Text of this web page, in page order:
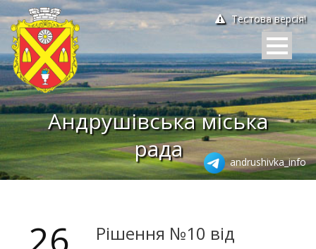
Тестова версія!
Андрушівська міська
рада
andrushivka_info
Рішення №10 від